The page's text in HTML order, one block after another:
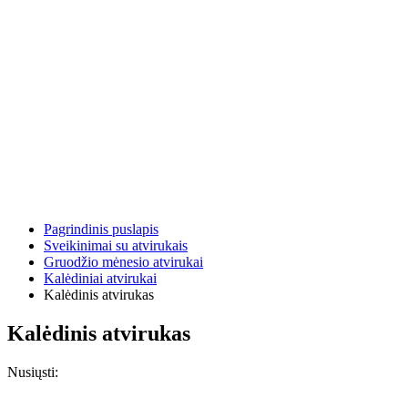
Pagrindinis puslapis
Sveikinimai su atvirukais
Gruodžio mėnesio atvirukai
Kalėdiniai atvirukai
Kalėdinis atvirukas
Kalėdinis atvirukas
Nusiųsti: